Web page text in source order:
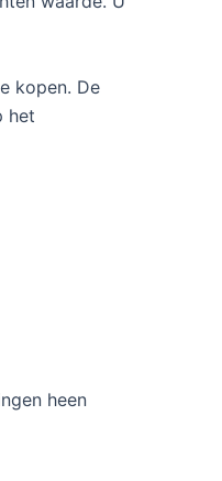
kopen. De
het
heen